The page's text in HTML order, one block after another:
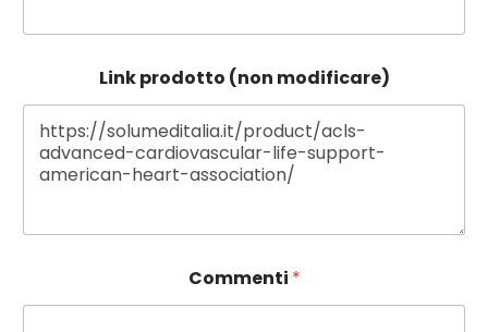
l
r
o
d
o
t
t
n
n
Link prodotto (non modificare)
Commenti *